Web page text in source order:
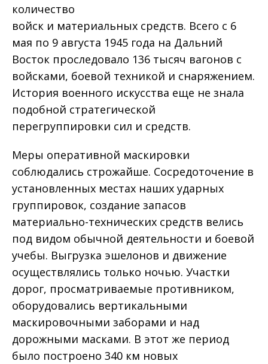
количество
войск и материальных средств. Всего с 6
мая по 9 августа 1945 года на Дальний
Восток проследовало 136 тысяч вагонов с
войсками, боевой техникой и снаряжением.
История военного искусства еще не знала
подобной стратегической
перегруппировки сил и средств.
Меры оперативной маскировки
соблюдались строжайше. Сосредоточение в
установленных местах наших ударных
группировок, создание запасов
материально-технических средств велись
под видом обычной деятельности и боевой
учебы. Выгрузка эшелонов и движение
осуществлялись только ночью. Участки
дорог, просматриваемые противником,
оборудовались вертикальными
маскировочными заборами и над
дорожными масками. В этот же период
было построено 340 км новых